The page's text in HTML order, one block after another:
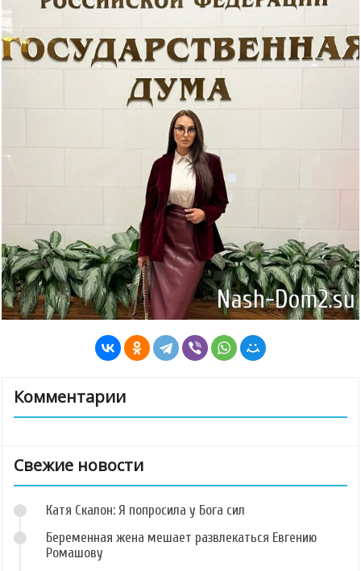
Комментарии
Свежие новости
Катя Скалон: Я попросила у Бога сил
Беременная жена мешает развлекаться Евгению
Ромашову